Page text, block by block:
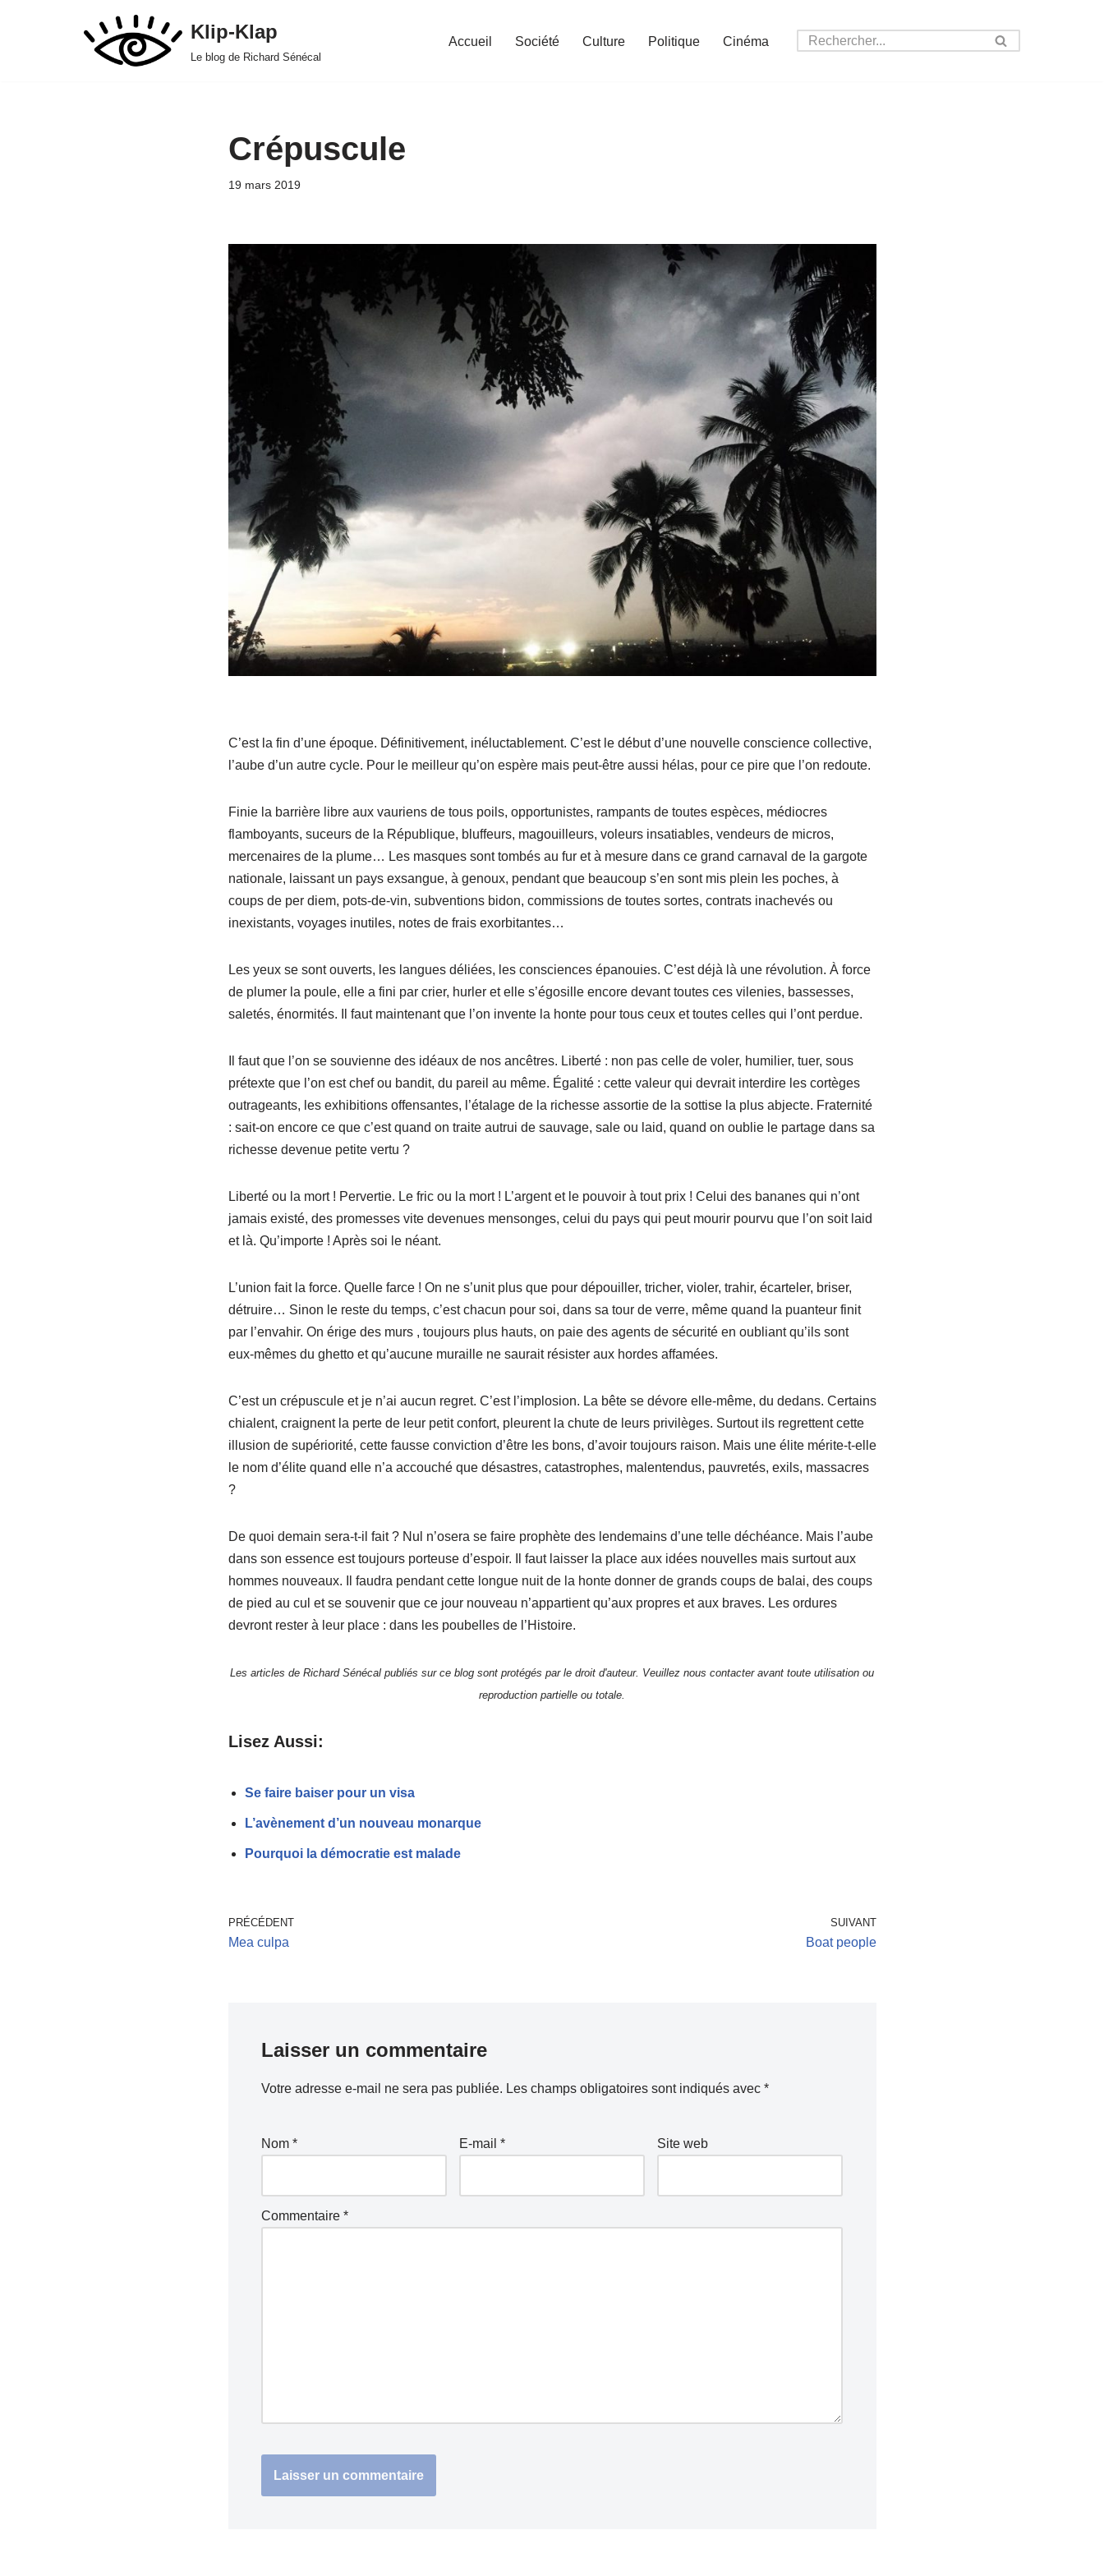
Klip-Klap
Le blog de Richard Sénécal
Accueil Société Culture Politique Cinéma
Crépuscule
19 mars 2019
C’est la fin d’une époque. Définitivement, inéluctablement. C’est le début d’une nouvelle conscience collective,
l’aube d’un autre cycle. Pour le meilleur qu’on espère mais peut-être aussi hélas, pour ce pire que l’on redoute.
Finie la barrière libre aux vauriens de tous poils, opportunistes, rampants de toutes espèces, médiocres
flamboyants, suceurs de la République, bluffeurs, magouilleurs, voleurs insatiables, vendeurs de micros,
mercenaires de la plume… Les masques sont tombés au fur et à mesure dans ce grand carnaval de la gargote
nationale, laissant un pays exsangue, à genoux, pendant que beaucoup s’en sont mis plein les poches, à
coups de per diem, pots-de-vin, subventions bidon, commissions de toutes sortes, contrats inachevés ou
inexistants, voyages inutiles, notes de frais exorbitantes…
Les yeux se sont ouverts, les langues déliées, les consciences épanouies. C’est déjà là une révolution. À force
de plumer la poule, elle a fini par crier, hurler et elle s’égosille encore devant toutes ces vilenies, bassesses,
saletés, énormités. Il faut maintenant que l’on invente la honte pour tous ceux et toutes celles qui l’ont perdue.
Il faut que l’on se souvienne des idéaux de nos ancêtres. Liberté : non pas celle de voler, humilier, tuer, sous
prétexte que l’on est chef ou bandit, du pareil au même. Égalité : cette valeur qui devrait interdire les cortèges
outrageants, les exhibitions offensantes, l’étalage de la richesse assortie de la sottise la plus abjecte. Fraternité
: sait-on encore ce que c’est quand on traite autrui de sauvage, sale ou laid, quand on oublie le partage dans sa
richesse devenue petite vertu ?
Liberté ou la mort ! Pervertie. Le fric ou la mort ! L’argent et le pouvoir à tout prix ! Celui des bananes qui n’ont
jamais existé, des promesses vite devenues mensonges, celui du pays qui peut mourir pourvu que l’on soit laid
et là. Qu’importe ! Après soi le néant.
L’union fait la force. Quelle farce ! On ne s’unit plus que pour dépouiller, tricher, violer, trahir, écarteler, briser,
détruire… Sinon le reste du temps, c’est chacun pour soi, dans sa tour de verre, même quand la puanteur finit
par l’envahir. On érige des murs , toujours plus hauts, on paie des agents de sécurité en oubliant qu’ils sont
eux-mêmes du ghetto et qu’aucune muraille ne saurait résister aux hordes affamées.
C’est un crépuscule et je n’ai aucun regret. C’est l’implosion. La bête se dévore elle-même, du dedans. Certains
chialent, craignent la perte de leur petit confort, pleurent la chute de leurs privilèges. Surtout ils regrettent cette
illusion de supériorité, cette fausse conviction d’être les bons, d’avoir toujours raison. Mais une élite mérite-t-elle
le nom d’élite quand elle n’a accouché que désastres, catastrophes, malentendus, pauvretés, exils, massacres
?
De quoi demain sera-t-il fait ? Nul n’osera se faire prophète des lendemains d’une telle déchéance. Mais l’aube
dans son essence est toujours porteuse d’espoir. Il faut laisser la place aux idées nouvelles mais surtout aux
hommes nouveaux. Il faudra pendant cette longue nuit de la honte donner de grands coups de balai, des coups
de pied au cul et se souvenir que ce jour nouveau n’appartient qu’aux propres et aux braves. Les ordures
devront rester à leur place : dans les poubelles de l’Histoire.
Les articles de Richard Sénécal publiés sur ce blog sont protégés par le droit d'auteur. Veuillez nous contacter avant toute utilisation ou
reproduction partielle ou totale.
Lisez Aussi:
Se faire baiser pour un visa
L’avènement d’un nouveau monarque
Pourquoi la démocratie est malade
PRÉCÉDENT
Mea culpa
SUIVANT
Boat people
Laisser un commentaire
Votre adresse e-mail ne sera pas publiée. Les champs obligatoires sont indiqués avec *
Nom * E-mail * Site web
Commentaire *